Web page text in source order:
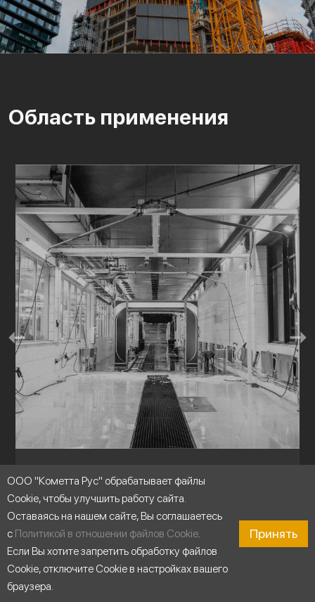
Область применения
Промышленные системы мойки
ООО "Кометта Рус" обрабатывает файлы
Cookie, чтобы улучшить работу сайта.
Оставаясь на нашем сайте, Вы соглашаетесь
с Политикой в отношении файлов Cookie.
Если Вы хотите запретить обработку файлов
Cookie, отключите Cookie в настройках вашего
браузера.
Принять